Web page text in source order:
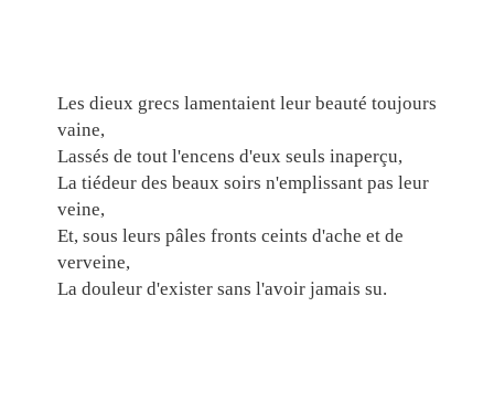
Les dieux grecs lamentaient leur beauté toujours
vaine,
Lassés de tout l'encens d'eux seuls inaperçu,
La tiédeur des beaux soirs n'emplissant pas leur
veine,
Et, sous leurs pâles fronts ceints d'ache et de
verveine,
La douleur d'exister sans l'avoir jamais su.